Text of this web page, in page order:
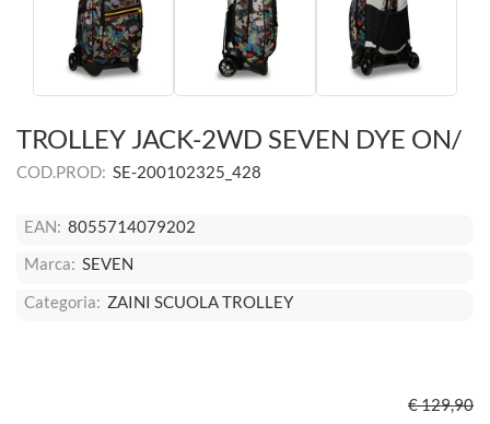
TROLLEY JACK-2WD SEVEN DYE ON/
COD.PROD: SE-200102325_428
EAN: 8055714079202
Marca: SEVEN
Categoria: ZAINI SCUOLA TROLLEY
€ 129,90